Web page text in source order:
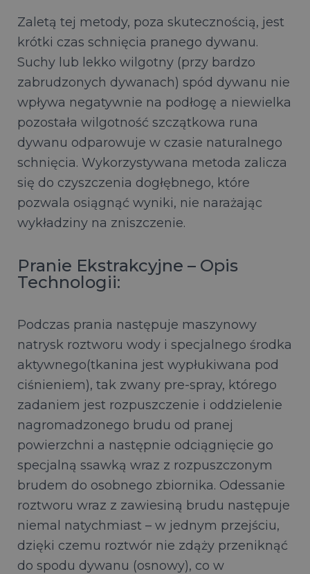
Zaletą tej metody, poza skutecznością, jest
krótki czas schnięcia pranego dywanu.
Suchy lub lekko wilgotny (przy bardzo
zabrudzonych dywanach) spód dywanu nie
wpływa negatywnie na podłogę a niewielka
pozostała wilgotność szczątkowa runa
dywanu odparowuje w czasie naturalnego
schnięcia. Wykorzystywana metoda zalicza
się do czyszczenia dogłębnego, które
pozwala osiągnąć wyniki, nie narażając
wykładziny na zniszczenie.
Pranie Ekstrakcyjne – Opis
Technologii:
Podczas prania następuje maszynowy
natrysk roztworu wody i specjalnego środka
aktywnego(tkanina jest wypłukiwana pod
ciśnieniem), tak zwany pre-spray, którego
zadaniem jest rozpuszczenie i oddzielenie
nagromadzonego brudu od pranej
powierzchni a następnie odciągnięcie go
specjalną ssawką wraz z rozpuszczonym
brudem do osobnego zbiornika. Odessanie
roztworu wraz z zawiesiną brudu następuje
niemal natychmiast – w jednym przejściu,
dzięki czemu roztwór nie zdąży przeniknąć
do spodu dywanu (osnowy), co w